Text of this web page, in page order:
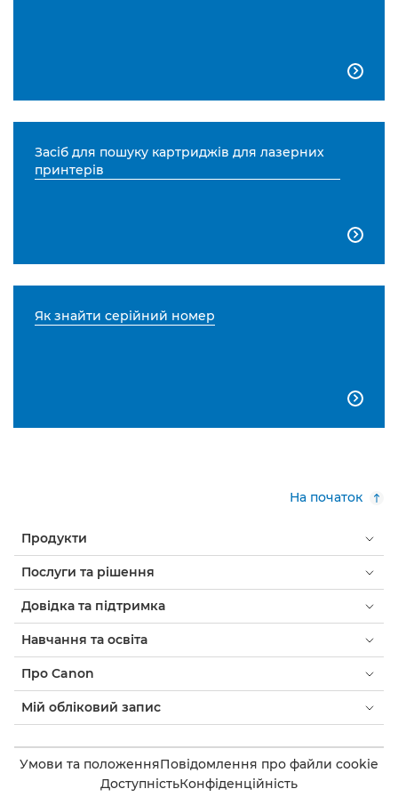

Засіб для пошуку картриджів для лазерних
принтерів

Як знайти серійний номер

На початок
Продукти
Послуги та рішення
Довідка та підтримка
Навчання та освіта
Про Canon
Мій обліковий запис
Умови та положенняПовідомлення про файли cookie
ДоступністьКонфіденційність